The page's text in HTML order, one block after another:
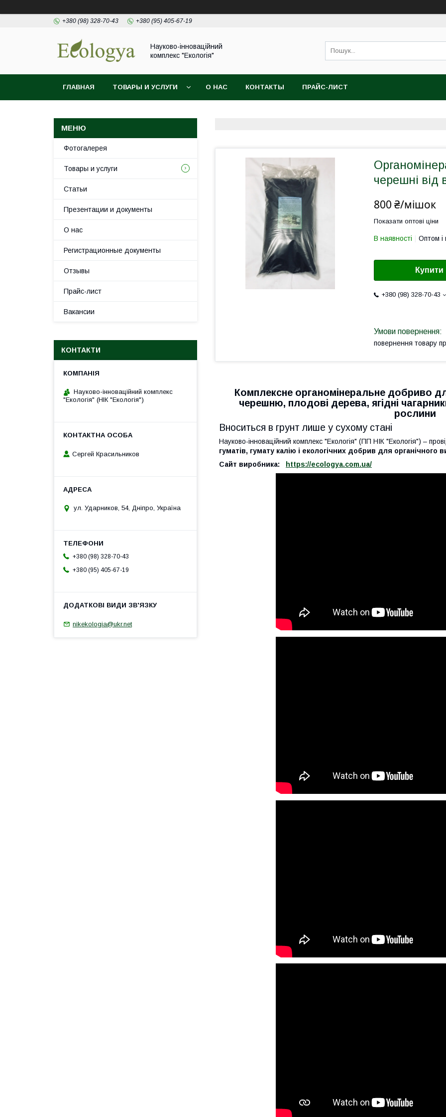
+380 (98) 328-70-43 +380 (95) 405-67-19
Науково-інноваційний
комплекс "Екологія"
ГЛАВНАЯ ТОВАРЫ И УСЛУГИ О НАС КОНТАКТЫ ПРАЙС-ЛИСТ
черешні від
800 ₴/мішок
Показати оптові ціни
В наявності Оптом і
Купити
+380 (98) 328-70-43
повернення товару
Комплексне органомінеральне добриво
черешню, плодові дерева, ягідні
рослини
Вноситься в грунт лише у сухому стані
Науково-інноваційний комплекс "Екологія" (ПП НІК "Екологія") –
гуматів, гумату калію і екологічних добрив для органічного
Сайт виробника:
https://ecologya.com.ua/
Фотогалерея
Товары и услуги
Статьи
Презентации и документы
О нас
Регистрационные документы
Отзывы
Прайс-лист
Вакансии
КОНТАКТИ
Науково-інноваційний комплекс
"Екологія" (НІК "Екологія")
Сергей Красильников
ул. Ударников, 54, Дніпро, Україна
+380 (98) 328-70-43
+380 (95) 405-67-19
nikekologia@ukr.net